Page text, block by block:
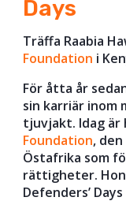
Days
Träffa Raabia
Foundation i
För åtta år
sin karriär inom
tjuvjakt. Idag är
Foundation,
Östafrika som
rättigheter. Hon
Defenders’